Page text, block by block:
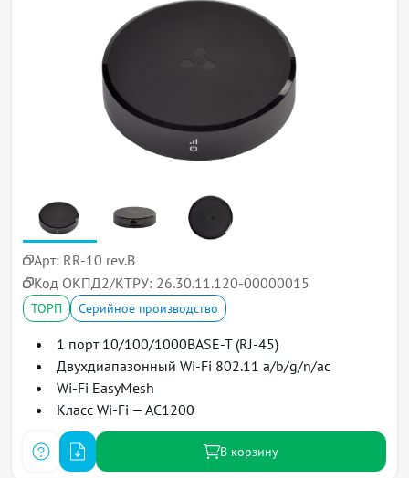
Арт: RR-10 rev.B
Код ОКПД2/КТРУ: 26.30.11.120-00000015
ТОРП Серийное производство
1 порт 10/100/1000BASE-T (RJ-45)
Двухдиапазонный Wi-Fi 802.11 a/b/g/n/ac
Wi-Fi EasyMesh
Класс Wi-Fi — AC1200
В корзину